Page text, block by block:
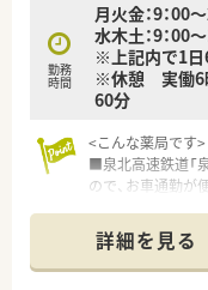
勤務
時間
月火金：9：00
水木土：9：00
※上記内で1日
※休憩 実働6
60分
<こんな薬局です>
■泉北高速鉄道「
ので、お車通勤が
<こんな企業です>
■全国で1,200店
詳細を見る